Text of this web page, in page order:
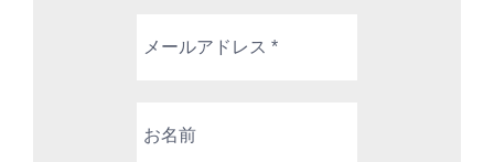
ー